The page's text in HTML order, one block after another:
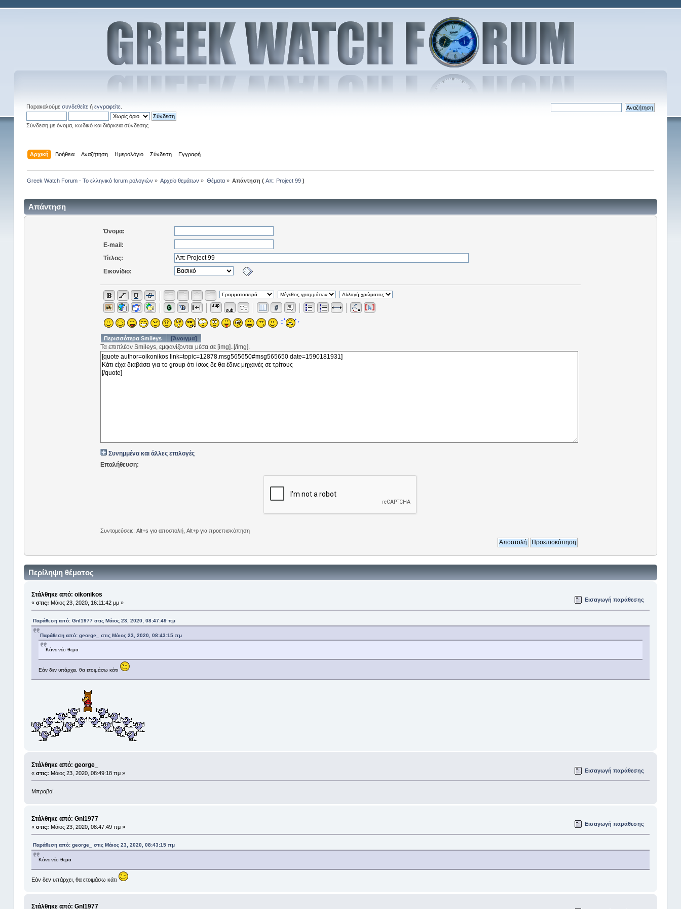
Παρακαλούμε συνδεθείτεή εγγραφείτε.
Σύνδεση με όνομα, κωδικό και διάρκεια σύνδεσης
Αρχική Βοήθεια Αναζήτηση Ημερολόγιο Σύνδεση Εγγραφή
Greek Watch Forum - Το ελληνικό forum ρολογιών » Αρχείο θεμάτων » Θέματα» Απάντηση (Απ: Project 99 )
Απάντηση
Όνομα:
E-mail:
Τίτλος:
Εικονίδιο:
Περισσότερα Smileys [Άνοιγμα]
Τα επιπλέον Smileys, εμφανίζονται μέσα σε [img]..[/img].
Συνημμένα και άλλες επιλογές
Επαλήθευση:
Συντομεύσεις: Alt+s για αποστολή, Alt+p για προεπισκόπηση
Περίληψη θέματος
Στάλθηκε από: oikonikos
« στις: Μάιος 23, 2020, 16:11:42 μμ » Εισαγωγή παράθεσης
Παράθεση από: Gnl1977 στις Μάιος 23, 2020, 08:47:49 πμ
Παράθεση από: george_ στις Μάιος 23, 2020, 08:43:15 πμ
Κάνε νέο θεμα
Εάν δεν υπάρχει, θα ετοιμάσω κάτι
Στάλθηκε από: george_
« στις: Μάιος 23, 2020, 08:49:18 πμ » Εισαγωγή παράθεσης
Μπραβο!
Στάλθηκε από: Gnl1977
« στις: Μάιος 23, 2020, 08:47:49 πμ » Εισαγωγή παράθεσης
Παράθεση από: george_ στις Μάιος 23, 2020, 08:43:15 πμ
Κάνε νέο θεμα
Εάν δεν υπάρχει, θα ετοιμάσω κάτι
Στάλθηκε από: Gnl1977